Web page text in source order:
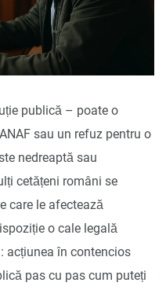
publică – poate o
sau un refuz pentru o
nedreaptă sau
cetățeni români se
care le afectează
o cale legală
acțiunea în contencios
pas cu pas cum puteți